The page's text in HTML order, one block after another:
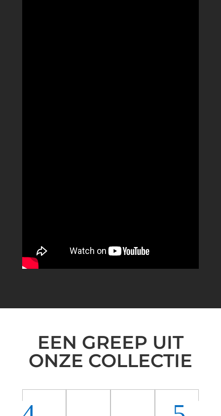
EEN GREEP UIT
ONZE COLLECTIE